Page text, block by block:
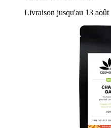
Livraison jusqu'au 13 août